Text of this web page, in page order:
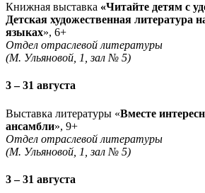
Книжная выставка «Читайте детям с
Детская художественная литература
языках», 6+
Отдел отраслевой литературы
(М. Ульяновой, 1, зал № 5)
3 – 31 августа
Выставка литературы «Вместе
ансамбли», 9+
Отдел отраслевой литературы
(М. Ульяновой, 1, зал № 5)
3 – 31 августа